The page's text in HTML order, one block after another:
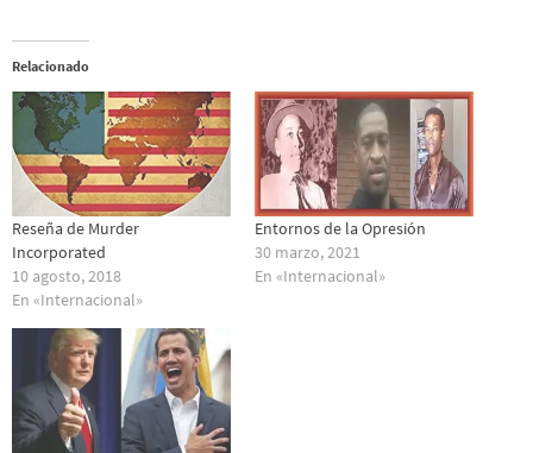
Relacionado
Reseña de Murder
Incorporated
10 agosto, 2018
En «Internacional»
Entornos de la Opresión
30 marzo, 2021
En «Internacional»